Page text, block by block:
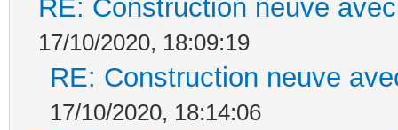
RE: Construction neuve
17/10/2020, 18:09:19
RE: Construction neuve
17/10/2020, 18:14:06